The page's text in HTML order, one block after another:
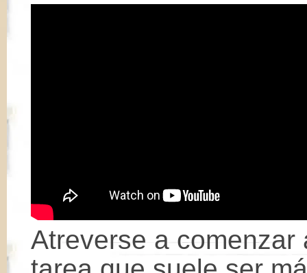
Atreverse a